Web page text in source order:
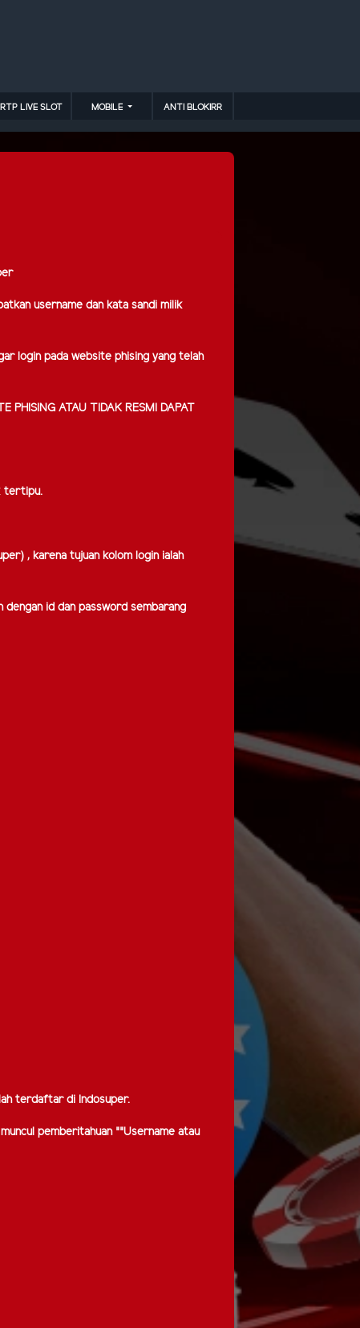
RTP LIVE SLOT MOBILE ANTI BLOKIRR
username dan kata sandi milik
login pada website phising yang telah
PHISING ATAU TIDAK RESMI DAPAT
tertipu.
, karena tujuan kolom login ialah
dengan id dan password sembarang
terdaftar di Indosuper.
pemberitahuan ""Username atau